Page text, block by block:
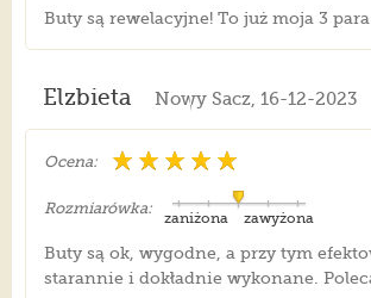
Buty są rewelacyjne! To już moja 3 para
Elzbieta Nowy Sacz, 16-12-2023
Ocena:
Rozmiarówka:
zawyżona
zaniżona
Buty są ok, wygodne, a przy tym
starannie i dokładnie wykonane.